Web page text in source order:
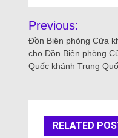
Previous:
Đồn Biên phòng Cửa
cho Đồn Biên phòng
Quốc khánh Trung
RELATED